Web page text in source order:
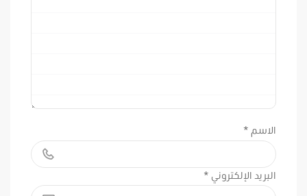
الاسم *
البريد الإلكتروني *